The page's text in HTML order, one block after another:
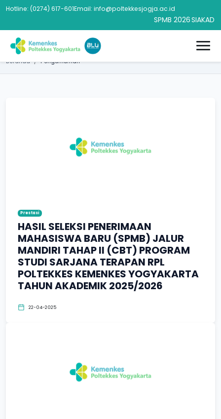
Hotline: (0274) 617-601Email: info@poltekkesjogja.ac.id
SPMB 2026SIAKAD
Beranda Pengumuman
Prestasi
HASIL SELEKSI PENERIMAAN
MAHASISWA BARU (SPMB) JALUR
MANDIRI TAHAP II (CBT) PROGRAM
STUDI SARJANA TERAPAN RPL
POLTEKKES KEMENKES YOGYAKARTA
TAHUN AKADEMIK 2025/2026
22-04-2025